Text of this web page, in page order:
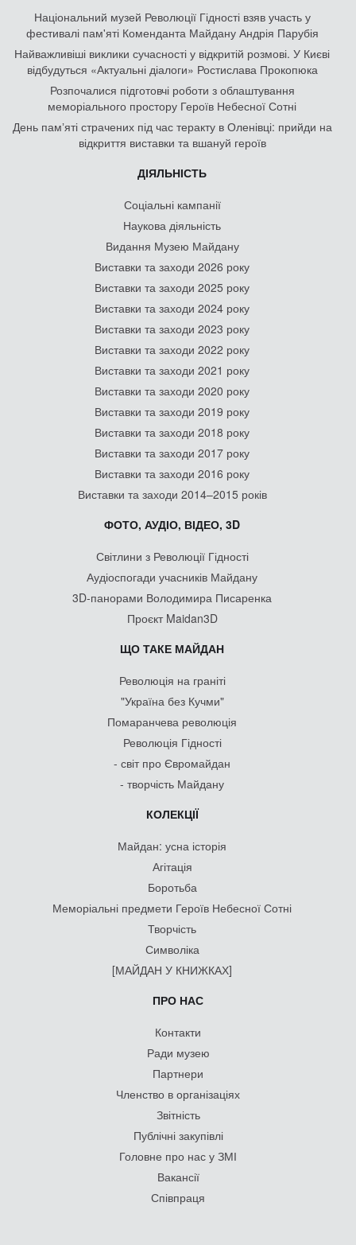
Національний музей Революції Гідності взяв участь у
фестивалі пам'яті Коменданта Майдану Андрія Парубія
Найважливіші виклики сучасності у відкритій розмові. У Києві
відбудуться «Актуальні діалоги» Ростислава Прокопюка
Розпочалися підготовчі роботи з облаштування
меморіального простору Героїв Небесної Сотні
День памʼяті страчених під час теракту в Оленівці: прийди на
відкриття виставки та вшануй героїв
ДІЯЛЬНІСТЬ
Соціальні кампанії
Наукова діяльність
Видання Музею Майдану
Виставки та заходи 2026 року
Виставки та заходи 2025 року
Виставки та заходи 2024 року
Виставки та заходи 2023 року
Виставки та заходи 2022 року
Виставки та заходи 2021 року
Виставки та заходи 2020 року
Виставки та заходи 2019 року
Виставки та заходи 2018 року
Виставки та заходи 2017 року
Виставки та заходи 2016 року
Виставки та заходи 2014–2015 років
ФОТО, АУДІО, ВІДЕО, 3D
Світлини з Революції Гідності
Аудіоспогади учасників Майдану
3D-панорами Володимира Писаренка
Проєкт Maidan3D
ЩО ТАКЕ МАЙДАН
Революція на граніті
"Україна без Кучми"
Помаранчева революція
Революція Гідності
- світ про Євромайдан
- творчість Майдану
КОЛЕКЦІЇ
Майдан: усна історія
Агітація
Боротьба
Меморіальні предмети Героїв Небесної Сотні
Творчість
Символіка
[МАЙДАН У КНИЖКАХ]
ПРО НАС
Контакти
Ради музею
Партнери
Членство в організаціях
Звітність
Публічні закупівлі
Головне про нас у ЗМІ
Вакансії
Співпраця